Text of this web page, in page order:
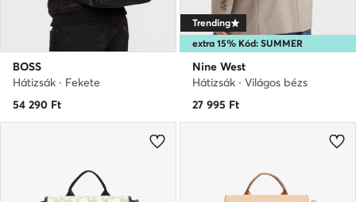
BOSS
Hátizsák · Fekete
54 290 Ft
extra 15% Kód: SUMMER
Trending
Nine West
Hátizsák · Világos bézs
27 995 Ft